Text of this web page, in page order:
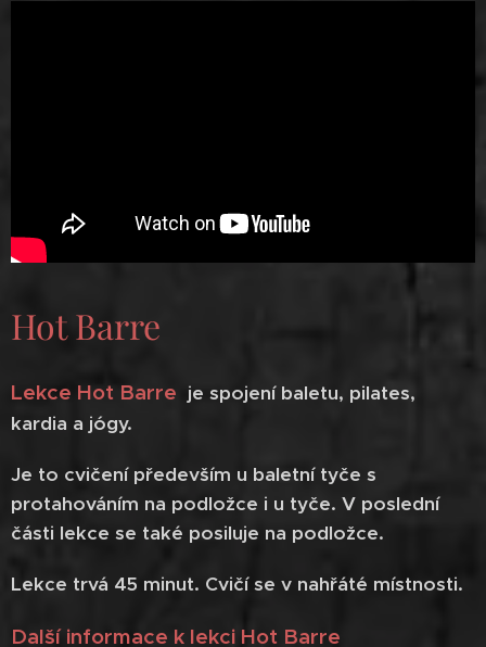
Hot Barre
Lekce Hot Barre je spojení baletu, pilates,
kardia a jógy.
Je to cvičení především u baletní tyče s
protahováním na podložce i u tyče. V poslední
části lekce se také posiluje na podložce.
Lekce trvá 45 minut. Cvičí se v nahřáté místnosti.
Další informace k lekci Hot Barre